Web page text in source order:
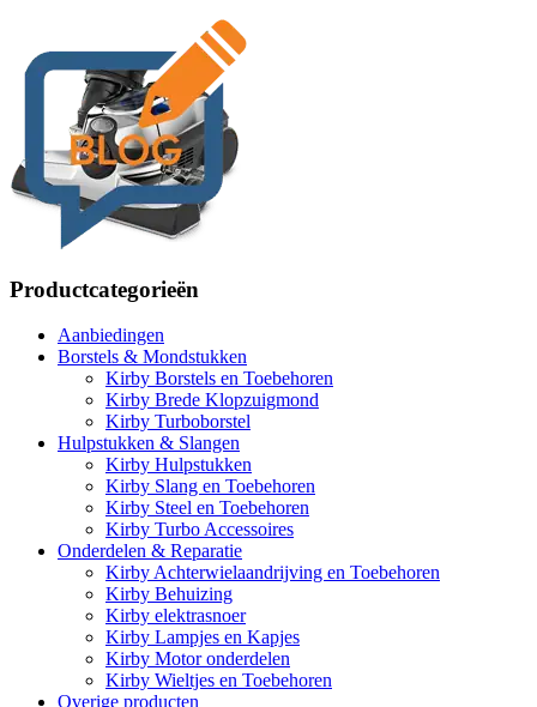
Productcategorieën
Aanbiedingen
Borstels & Mondstukken
Kirby Borstels en Toebehoren
Kirby Brede Klopzuigmond
Kirby Turboborstel
Hulpstukken & Slangen
Kirby Hulpstukken
Kirby Slang en Toebehoren
Kirby Steel en Toebehoren
Kirby Turbo Accessoires
Onderdelen & Reparatie
Kirby Achterwielaandrijving en Toebehoren
Kirby Behuizing
Kirby elektrasnoer
Kirby Lampjes en Kapjes
Kirby Motor onderdelen
Kirby Wieltjes en Toebehoren
Overige producten